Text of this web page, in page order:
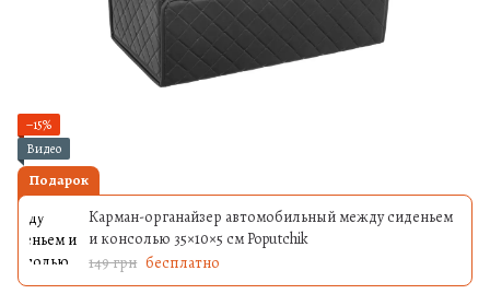
−15%
Видео
Подарок
Карман-органайзер автомобильный между сиденьем
и консолью 35×10×5 см Poputchik
149 грн бесплатно